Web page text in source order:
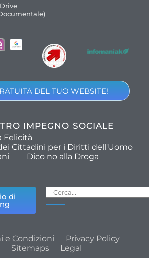
DEL TUO WEBSITE!
IMPEGNO SOCIALE
Felicità
Cittadini per i Diritti dell'Uomo
Dico no alla Droga
di
e Condizioni
Privacy Policy
Sitemaps
Legal